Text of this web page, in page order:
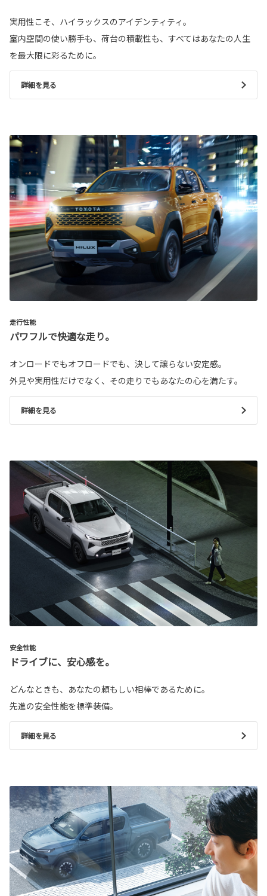
実用性こそ、ハイラックスのアイデンティティ。
室内空間の使い勝手も、荷台の積載性も、すべてはあなたの人生
を最大限に彩るために。
詳細を見る
走行性能
パワフルで快適な走り。
オンロードでもオフロードでも、決して譲らない安定感。
外見や実用性だけでなく、その走りでもあなたの心を満たす。
詳細を見る
安全性能
ドライブに、安心感を。
どんなときも、あなたの頼もしい相棒であるために。
先進の安全性能を標準装備。
詳細を見る